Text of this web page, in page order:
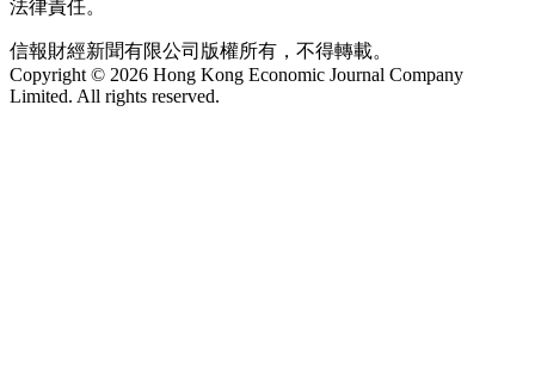
法律責任。
信報財經新聞有限公司版權所有，不得轉載。
Copyright © 2026 Hong Kong Economic Journal Company
Limited. All rights reserved.